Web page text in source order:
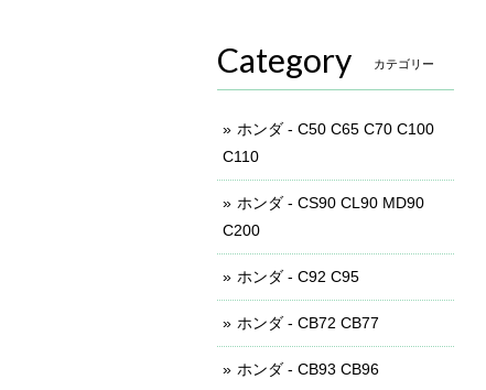
Category カテゴリー
ホンダ - C50 C65 C70 C100
C110
ホンダ - CS90 CL90 MD90
C200
ホンダ - C92 C95
ホンダ - CB72 CB77
ホンダ - CB93 CB96